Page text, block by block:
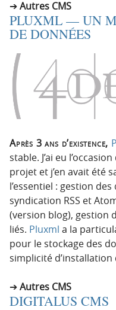
Autres CMS
PLUXML — UN
DE DONNÉES
Après 3 ans d’existence,
stable. J’ai eu
projet et j’en avait été
l’essentiel : gestion
syndication RSS et
(version blog), gestion
liés. Pluxml a la
pour le stockage des
simplicité d’installation
Autres CMS
DIGITALUS CMS